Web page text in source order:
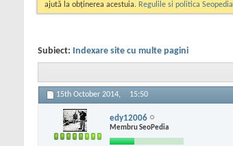
ajută la obținerea acestuia. Regulile si politica Seopedia
Subiect: Indexare site cu multe pagini
15th October 2014, 15:50
edy12006
Membru SeoPedia